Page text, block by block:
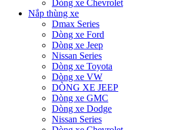
Dòng xe Chevrolet
Nắp thùng xe
Dmax Series
Dòng xe Ford
Dòng xe Jeep
Nissan Series
Dòng xe Toyota
Dòng xe VW
DÒNG XE JEEP
Dòng xe GMC
Dòng xe Dodge
Nissan Series